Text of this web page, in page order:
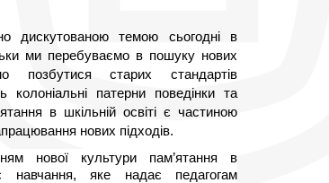
дискутованою темою сьогодні в
ми перебуваємо в пошуку нових
старих стандартів
колоніальні патерни поведінки та
в шкільній освіті є частиною
нових підходів.
нової культури пам’ятання в
навчання, яке надає педагогам